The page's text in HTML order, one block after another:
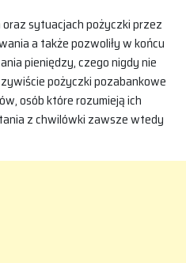
sytuacjach pożyczki przez
a także pozwoliły w końcu
pieniędzy, czego nigdy nie
pożyczki pozabankowe
osób które rozumieją ich
z chwilówki zawsze wtedy